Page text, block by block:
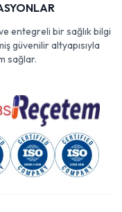
entegreli bir sağlık bilgi
güvenilir altyapısıyla
sağlar.